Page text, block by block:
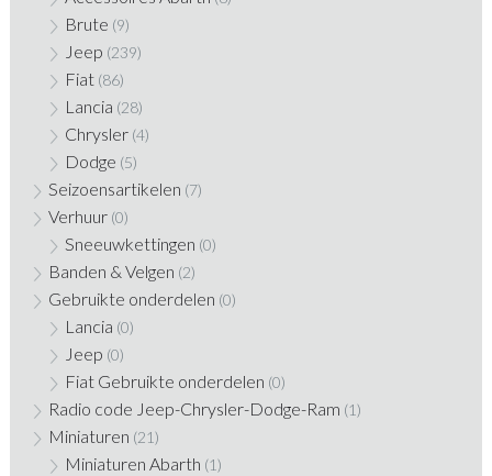
Brute (9)
Jeep (239)
Fiat (86)
Lancia (28)
Chrysler (4)
Dodge (5)
Seizoensartikelen (7)
Verhuur (0)
Sneeuwkettingen (0)
Banden & Velgen (2)
Gebruikte onderdelen (0)
Lancia (0)
Jeep (0)
Fiat Gebruikte onderdelen (0)
Radio code Jeep-Chrysler-Dodge-Ram (1)
Miniaturen (21)
Miniaturen Abarth (1)